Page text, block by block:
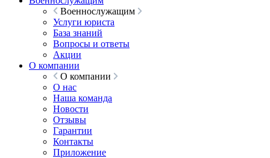
Военнослужащим
Услуги юриста
База знаний
Вопросы и ответы
Акции
О компании
О компании
О нас
Наша команда
Новости
Отзывы
Гарантии
Контакты
Приложение